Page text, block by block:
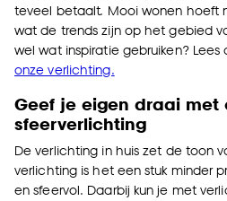
teveel betaalt. Mooi wonen hoeft
wat de trends zijn op het gebied
wel wat inspiratie gebruiken? Lees
onze verlichting.
Geef je eigen draai met
sfeerverlichting
De verlichting in huis zet de toon
verlichting is het een stuk minder
en sfeervol. Daarbij kun je met